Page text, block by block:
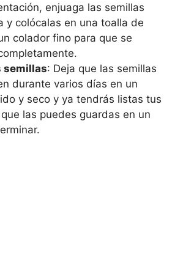
enjuaga las semillas
y colócalas en una toalla de
colador fino para que se
semillas: Deja que las semillas
durante varios días en un
y seco y ya tendrás listas tus
las puedes guardas en un